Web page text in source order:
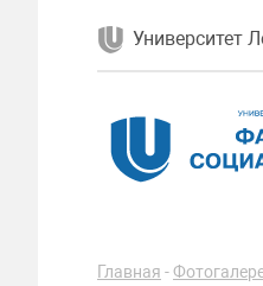
Университет
Главная -